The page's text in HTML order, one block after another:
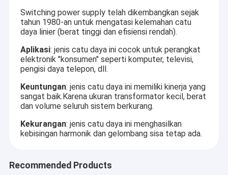
Switching power supply telah dikembangkan sejak
tahun 1980-an untuk mengatasi kelemahan catu
daya linier (berat tinggi dan efisiensi rendah).
Aplikasi: jenis catu daya ini cocok untuk perangkat
elektronik "konsumen" seperti komputer, televisi,
pengisi daya telepon, dll.
Keuntungan: jenis catu daya ini memiliki kinerja yang
sangat baik.Karena ukuran transformator kecil, berat
dan volume seluruh sistem berkurang.
Kekurangan: jenis catu daya ini menghasilkan
kebisingan harmonik dan gelombang sisa tetap ada.
Recommended Products